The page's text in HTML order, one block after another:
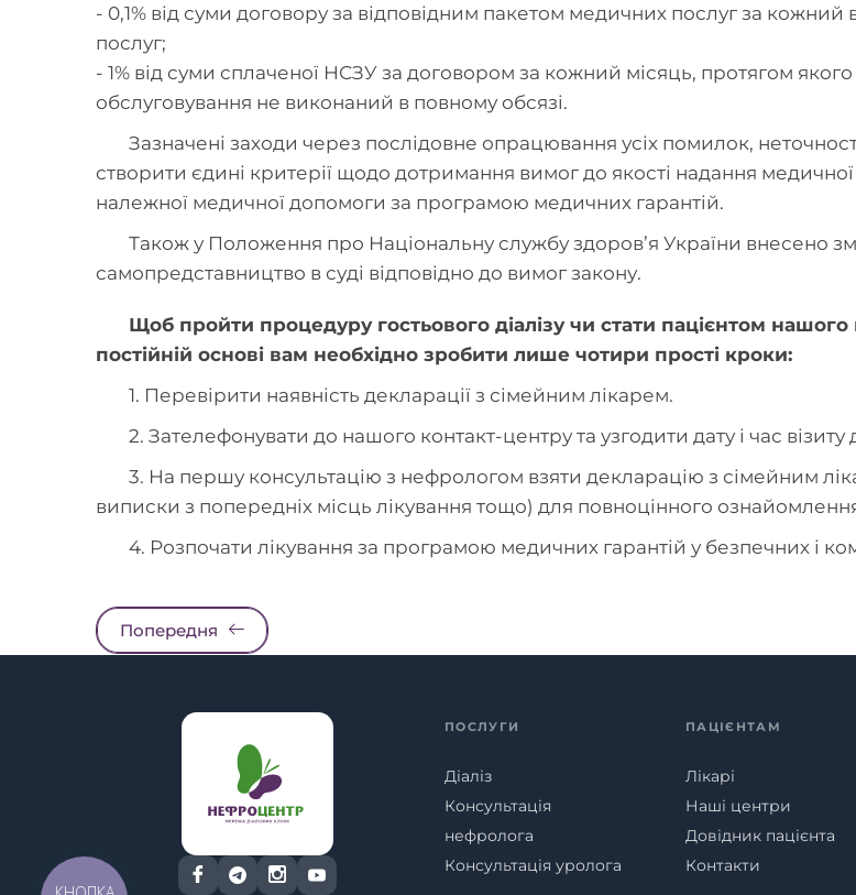
- 0,1% від суми договору за відповідним пакетом медичних послуг за
послуг;
- 1% від суми сплаченої НСЗУ за договором за кожний місяць, протягом
обслуговування не виконаний в повному обсязі.
Зазначені заходи через послідовне опрацювання усіх помилок,
створити єдині критерії щодо дотримання вимог до якості надання
належної медичної допомоги за програмою медичних гарантій.
Також у Положення про Національну службу здоровʼя України внесено
самопредставництво в суді відповідно до вимог закону.
Щоб пройти процедуру гостьового діалізу чи стати пацієнтом
постійній основі вам необхідно зробити лише чотири прості кроки:
1. Перевірити наявність декларації з сімейним лікарем.
2. Зателефонувати до нашого контакт-центру та узгодити дату і час
3. На першу консультацію з нефрологом взяти декларацію з сімейним
виписки з попередніх місць лікування тощо) для повноцінного
4. Розпочати лікування за програмою медичних гарантій у безпечних і
Попередня
ПОСЛУГИ
Діаліз
Консультація
нефролога
Консультація уролога
ПАЦІЄНТАМ
Лікарі
Наші центри
Довідник пацієнта
Контакти